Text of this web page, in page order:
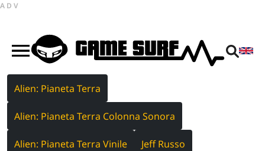
ADV
Alien: Pianeta Terra
Alien: Pianeta Terra Colonna Sonora
Alien: Pianeta Terra Vinile Jeff Russo